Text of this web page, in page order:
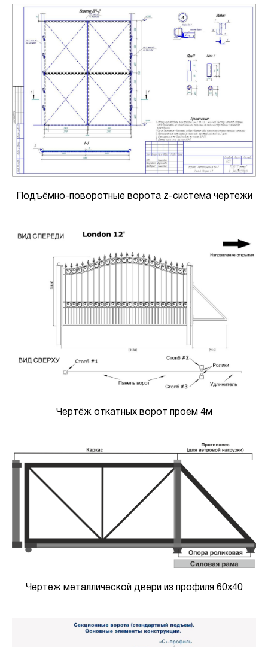
Подъёмно-поворотные ворота z-система чертежи
Чертёж откатных ворот проём 4м
Чертеж металлической двери из профиля 60х40